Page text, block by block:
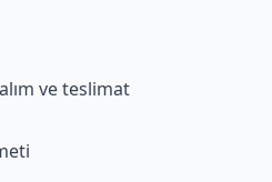
ve teslimat